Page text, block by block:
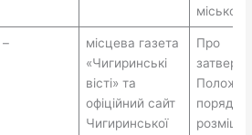
міської
–
місцева газета
«Чигиринські
вісті» та
офіційний сайт
Чигиринської
Про
порядок